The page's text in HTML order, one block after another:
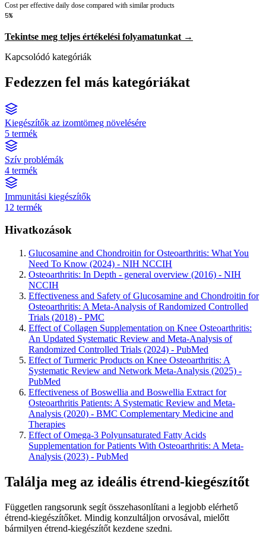
Cost per effective daily dose compared with similar products
5%
Tekintse meg teljes értékelési folyamatunkat →
Kapcsolódó kategóriák
Fedezzen fel más kategóriákat
Kiegészítők az izomtömeg növelésére
5 termék
Szív problémák
4 termék
Immunitási kiegészítők
12 termék
Hivatkozások
Glucosamine and Chondroitin for Osteoarthritis: What You
Need To Know (2024) - NIH NCCIH
Osteoarthritis: In Depth - general overview (2016) - NIH
NCCIH
Effectiveness and Safety of Glucosamine and Chondroitin for
Osteoarthritis: A Meta-Analysis of Randomized Controlled
Trials (2018) - PMC
Effect of Collagen Supplementation on Knee Osteoarthritis:
An Updated Systematic Review and Meta-Analysis of
Randomized Controlled Trials (2024) - PubMed
Effect of Turmeric Products on Knee Osteoarthritis: A
Systematic Review and Network Meta-Analysis (2025) -
PubMed
Effectiveness of Boswellia and Boswellia Extract for
Osteoarthritis Patients: A Systematic Review and Meta-
Analysis (2020) - BMC Complementary Medicine and
Therapies
Effect of Omega-3 Polyunsaturated Fatty Acids
Supplementation for Patients With Osteoarthritis: A Meta-
Analysis (2023) - PubMed
Találja meg az ideális étrend-kiegészítőt
Független rangsorunk segít összehasonlítani a legjobb elérhető
étrend-kiegészítőket. Mindig konzultáljon orvosával, mielőtt
bármilyen étrend-kiegészítőt kezdene szedni.